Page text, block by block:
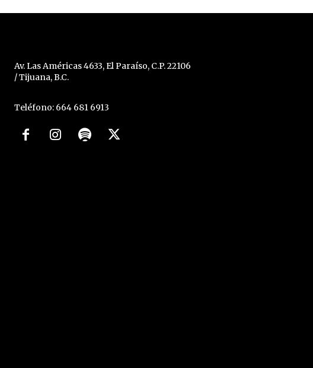
Av. Las Américas 4633, El Paraíso, C.P. 22106
/ Tijuana, B.C.
Teléfono: 664 681 6913